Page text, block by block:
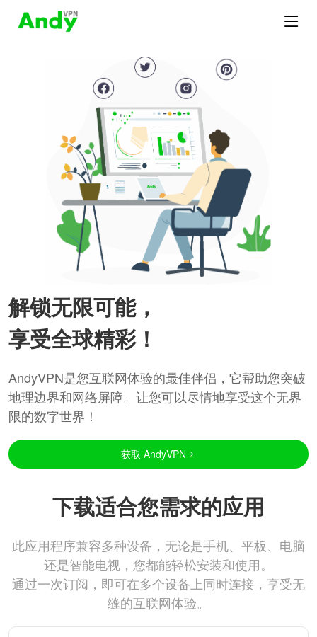
解锁无限可能，
享受全球精彩！
AndyVPN是您互联网体验的最佳伴侣，它帮助您突破
地理边界和网络屏障。让您可以尽情地享受这个无界
限的数字世界！
获取 AndyVPN
下载适合您需求的应用
此应用程序兼容多种设备，无论是手机、平板、电脑
还是智能电视，您都能轻松安装和使用。
通过一次订阅，即可在多个设备上同时连接，享受无
缝的互联网体验。